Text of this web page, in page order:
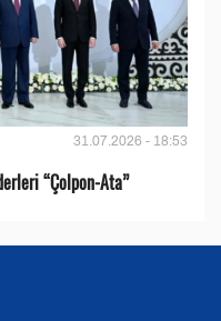
31.07.2026 - 18:53
“Çolpon-Ata”